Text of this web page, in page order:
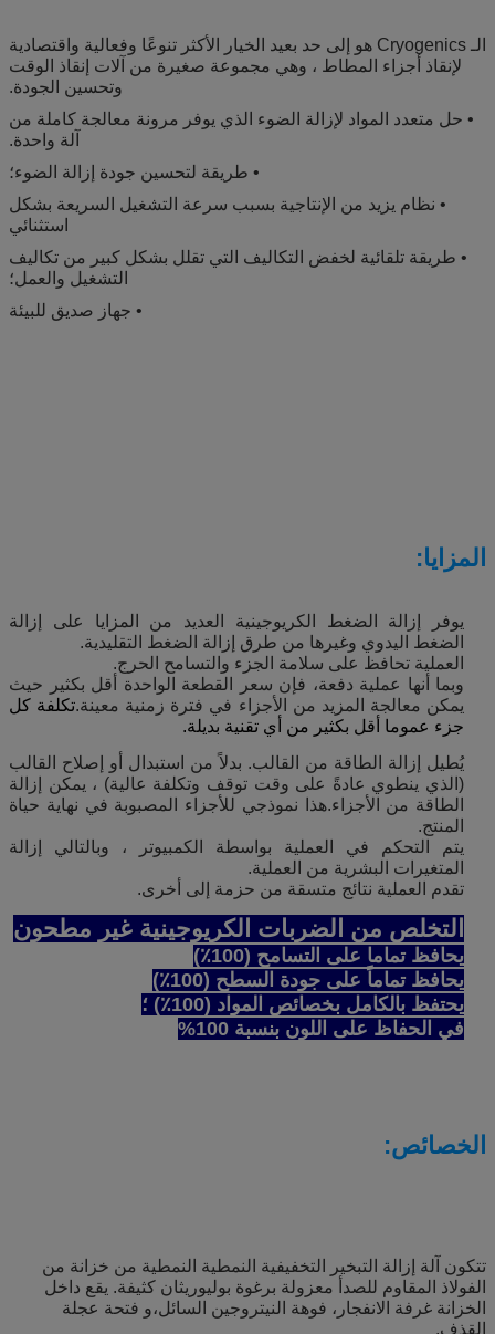
الـ Cryogenics هو إلى حد بعيد الخيار الأكثر تنوعًا وفعالية واقتصادية
لإنقاذ أجزاء المطاط ، وهي مجموعة صغيرة من آلات إنقاذ الوقت
وتحسين الجودة.
• حل متعدد المواد لإزالة الضوء الذي يوفر مرونة معالجة كاملة من
آلة واحدة.
• طريقة لتحسين جودة إزالة الضوء؛
• نظام يزيد من الإنتاجية بسبب سرعة التشغيل السريعة بشكل
استثنائي
• طريقة تلقائية لخفض التكاليف التي تقلل بشكل كبير من تكاليف
التشغيل والعمل؛
• جهاز صديق للبيئة
المزايا:
يوفر إزالة الضغط الكريوجينية العديد من المزايا على إزالة
الضغط اليدوي وغيرها من طرق إزالة الضغط التقليدية.
العملية تحافظ على سلامة الجزء والتسامح الحرج.
وبما أنها عملية دفعة، فإن سعر القطعة الواحدة أقل بكثير حيث
يمكن معالجة المزيد من الأجزاء في فترة زمنية معينة.تكلفة كل
جزء عموما أقل بكثير من أي تقنية بديلة.
يُطيل إزالة الطاقة من القالب. بدلاً من استبدال أو إصلاح القالب
(الذي ينطوي عادةً على وقت توقف وتكلفة عالية) ، يمكن إزالة
الطاقة من الأجزاء.هذا نموذجي للأجزاء المصبوبة في نهاية حياة
المنتج.
يتم التحكم في العملية بواسطة الكمبيوتر ، وبالتالي إزالة
المتغيرات البشرية من العملية.
تقدم العملية نتائج متسقة من حزمة إلى أخرى.
التخلص من الضربات الكريوجينية غير مطحون
يحافظ تماما على التسامح (100٪)
يحافظ تماماً على جودة السطح (100٪)
يحتفظ بالكامل بخصائص المواد (100٪) ؛
في الحفاظ على اللون بنسبة 100%
الخصائص:
تتكون آلة إزالة التبخير التخفيفية النمطية النمطية من خزانة من
الفولاذ المقاوم للصدأ معزولة برغوة بوليوريثان كثيفة. يقع داخل
الخزانة غرفة الانفجار، فوهة النيتروجين السائل،و فتحة عجلة
القذف.